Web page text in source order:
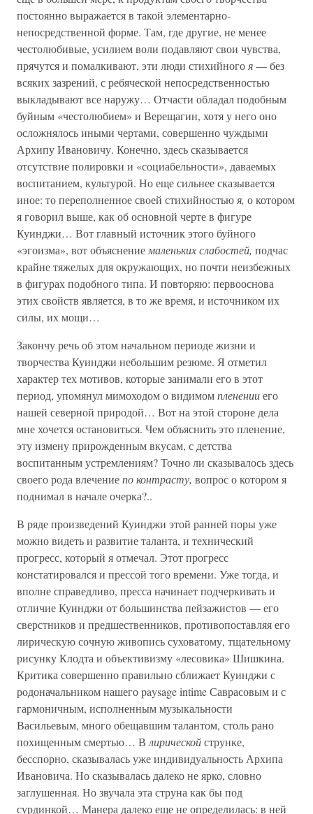
постоянно выражается в такой элементарно-
непосредственной форме. Там, где другие, не менее
честолюбивые, усилием воли подавляют свои чувства,
прячутся и помалкивают, эти люди стихийногоя— без
всяких зазрений, с ребяческой непосредственностью
выкладывают все наружу… Отчасти обладал подобным
буйным «честолюбием» и Верещагин, хотя у него оно
осложнялось иными чертами, совершенно чуждыми
Архипу Ивановичу. Конечно, здесь сказывается
отсутствие полировки и «социабельности», даваемых
воспитанием, культурой. Но еще сильнее сказывается
иное: то переполненное своей стихийностьюя, о котором
я говорил выше, как об основной черте в фигуре
Куинджи… Вот главный источник этого буйного
«эгоизма», вот объяснениемаленьких слабостей, подчас
крайне тяжелых для окружающих, но почти неизбежных
в фигурах подобного типа. И повторяю: первооснова
этих свойств является, в то же время, и источником их
силы, их мощи…
Закончу речь об этом начальном периоде жизни и
творчества Куинджи небольшим резюме. Я отметил
характер тех мотивов, которые занимали его в этот
период, упомянул мимоходом о видимомплененииего
нашей северной природой… Вот на этой стороне дела
мне хочется остановиться. Чем объяснить это пленение,
эту измену прирожденным вкусам, с детства
воспитанным устремлениям? Точно ли сказывалось здесь
своего рода влечениепо контрасту, вопрос о котором я
поднимал в начале очерка?..
В ряде произведений Куинджи этой ранней поры уже
можно видеть и развитие таланта, и технический
прогресс, который я отмечал. Этот прогресс
констатировался и прессой того времени. Уже тогда, и
вполне справедливо, пресса начинает подчеркивать и
отличие Куинджи от большинства пейзажистов — его
сверстников и предшественников, противопоставляя его
лирическую сочную живопись суховатому, тщательному
рисунку Клодта и объективизму «лесовика» Шишкина.
Критика совершенно правильно сближает Куинджи с
родоначальником нашего paysage intime Саврасовым и с
гармоничным, исполненным музыкальности
Васильевым, много обещавшим талантом, столь рано
похищенным смертью… Влирическойструнке,
бесспорно, сказывалась уже индивидуальность Архипа
Ивановича. Но сказывалась далеко не ярко, словно
заглушенная. Но звучала эта струна как бы под
сурдинкой… Манера далеко еще не определилась: в ней